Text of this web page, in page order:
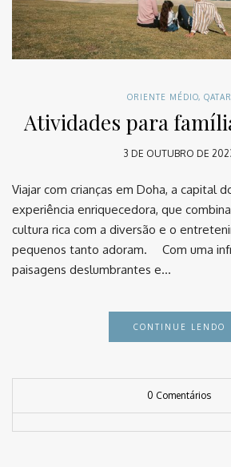
ORIENTE MÉDIO, QATAR
Atividades para
3 DE OUTUBRO DE
Viajar com crianças em Doha, a capital
experiência enriquecedora, que
cultura rica com a diversão e o
pequenos tanto adoram. ⠀ Com uma
paisagens deslumbrantes e…
CONTINUE LENDO
0 Comentários